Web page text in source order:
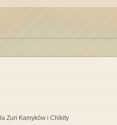
Zuri Kamyków i Chikity